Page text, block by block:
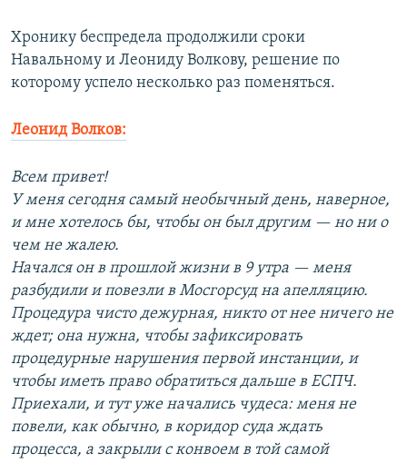
Хронику беспредела продолжили сроки
Навальному и Леониду Волкову, решение по
которому успело несколько раз поменяться.
Леонид Волков:
Всем привет!
У меня сегодня самый необычный день, наверное,
и мне хотелось бы, чтобы он был другим — но ни о
чем не жалею.
Начался он в прошлой жизни в 9 утра — меня
разбудили и повезли в Мосгорсуд на апелляцию.
Процедура чисто дежурная, никто от нее ничего не
ждет; она нужна, чтобы зафиксировать
процедурные нарушения первой инстанции, и
чтобы иметь право обратиться дальше в ЕСПЧ.
Приехали, и тут уже начались чудеса: меня не
повели, как обычно, в коридор суда ждать
процесса, а закрыли с конвоем в той самой